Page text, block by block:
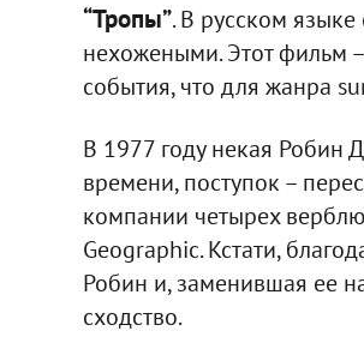
“Тропы”. В русском
нехожеными. Этот фильм
события, что для жанра
В 1977 году некая Робин
времени, поступок –
компании четырех
Geographic. Кстати,
Робин и, заменившая ее
сходство.